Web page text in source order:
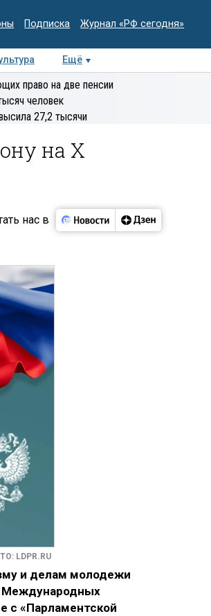
Подписка Журнал «РФ сегодня»
Ещё
Колумнисты
Деловая
право на две пенсии
человек
27,2 тысячи
на X
нас в
LDPR.RU
и делам молодежи
Международных
с «Парламентской